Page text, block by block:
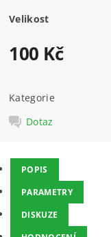
Velikost
100 Kč
Kategorie
Dotaz
POPIS
PARAMETRY
DISKUZE